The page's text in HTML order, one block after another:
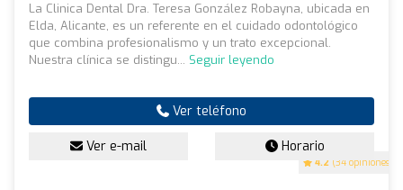
4.2 (34 opiniones)
La Clinica Dental Dra. Teresa González Robayna, ubicada en
Elda, Alicante, es un referente en el cuidado odontológico
que combina profesionalismo y un trato excepcional.
Nuestra clínica se distingu... Seguir leyendo
Ver teléfono
Ver e-mail Horario